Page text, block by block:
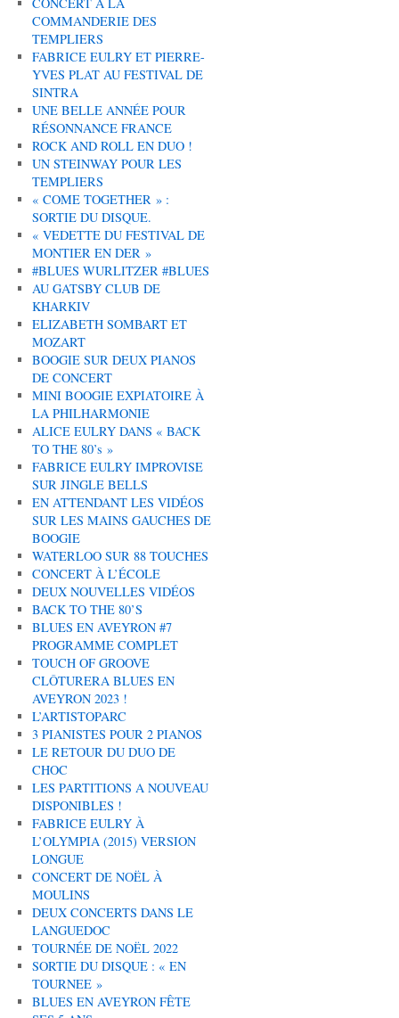
CONCERT À LA
COMMANDERIE DES
TEMPLIERS
FABRICE EULRY ET PIERRE-
YVES PLAT AU FESTIVAL DE
SINTRA
UNE BELLE ANNÉE POUR
RÉSONNANCE FRANCE
ROCK AND ROLL EN DUO !
UN STEINWAY POUR LES
TEMPLIERS
« COME TOGETHER » :
SORTIE DU DISQUE.
« VEDETTE DU FESTIVAL DE
MONTIER EN DER »
#BLUES WURLITZER #BLUES
AU GATSBY CLUB DE
KHARKIV
ELIZABETH SOMBART ET
MOZART
BOOGIE SUR DEUX PIANOS
DE CONCERT
MINI BOOGIE EXPIATOIRE À
LA PHILHARMONIE
ALICE EULRY DANS « BACK
TO THE 80’s »
FABRICE EULRY IMPROVISE
SUR JINGLE BELLS
EN ATTENDANT LES VIDÉOS
SUR LES MAINS GAUCHES DE
BOOGIE
WATERLOO SUR 88 TOUCHES
CONCERT À L’ÉCOLE
DEUX NOUVELLES VIDÉOS
BACK TO THE 80’S
BLUES EN AVEYRON #7
PROGRAMME COMPLET
TOUCH OF GROOVE
CLÔTURERA BLUES EN
AVEYRON 2023 !
L’ARTISTOPARC
3 PIANISTES POUR 2 PIANOS
LE RETOUR DU DUO DE
CHOC
LES PARTITIONS A NOUVEAU
DISPONIBLES !
FABRICE EULRY À
L’OLYMPIA (2015) VERSION
LONGUE
CONCERT DE NOËL À
MOULINS
DEUX CONCERTS DANS LE
LANGUEDOC
TOURNÉE DE NOËL 2022
SORTIE DU DISQUE : « EN
TOURNEE »
BLUES EN AVEYRON FÊTE